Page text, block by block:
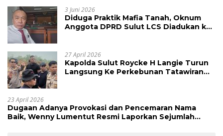
3 Juni 2026
Diduga Praktik Mafia Tanah, Oknum
Anggota DPRD Sulut LCS Diadukan ke
27 April 2026
Kapolda Sulut Roycke H Langie Turun
Langsung Ke Perkebunan Tatawiran
23 April 2026
Dugaan Adanya Provokasi dan Pencemaran Nama
Baik, Wenny Lumentut Resmi Laporkan Sejumlah